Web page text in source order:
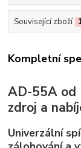
Související zboží
Kompletní
AD-55A od
zdroj a
Univerzální